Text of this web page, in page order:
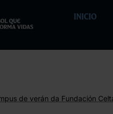
INICIO
de verán da Fundación